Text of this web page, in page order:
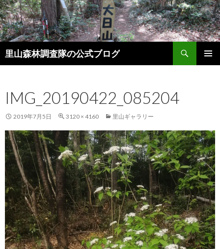
里山森林調査隊の公式ブログ
索
ン
ツ
へ
キ
ッ
プ
IMG_20190422_085204
2019年7月5日 3120 × 4160 里山ギャラリー